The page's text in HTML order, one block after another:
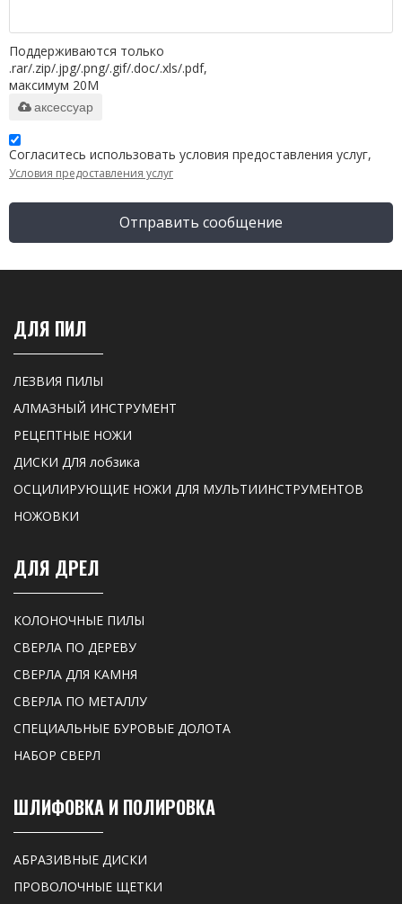
Поддерживаются только
.rar/.zip/.jpg/.png/.gif/.doc/.xls/.pdf,
максимум 20M
аксессуар
Согласитесь использовать условия предоставления услуг,
Условия предоставления услуг
Отправить сообщение
ДЛЯ ПИЛ
ЛЕЗВИЯ ПИЛЫ
АЛМАЗНЫЙ ИНСТРУМЕНТ
РЕЦЕПТНЫЕ НОЖИ
ДИСКИ ДЛЯ лобзика
ОСЦИЛИРУЮЩИЕ НОЖИ ДЛЯ МУЛЬТИИНСТРУМЕНТОВ
НОЖОВКИ
ДЛЯ ДРЕЛ
КОЛОНОЧНЫЕ ПИЛЫ
СВЕРЛА ПО ДЕРЕВУ
СВЕРЛА ДЛЯ КАМНЯ
СВЕРЛА ПО МЕТАЛЛУ
СПЕЦИАЛЬНЫЕ БУРОВЫЕ ДОЛОТА
НАБОР СВЕРЛ
ШЛИФОВКА И ПОЛИРОВКА
АБРАЗИВНЫЕ ДИСКИ
ПРОВОЛОЧНЫЕ ЩЕТКИ